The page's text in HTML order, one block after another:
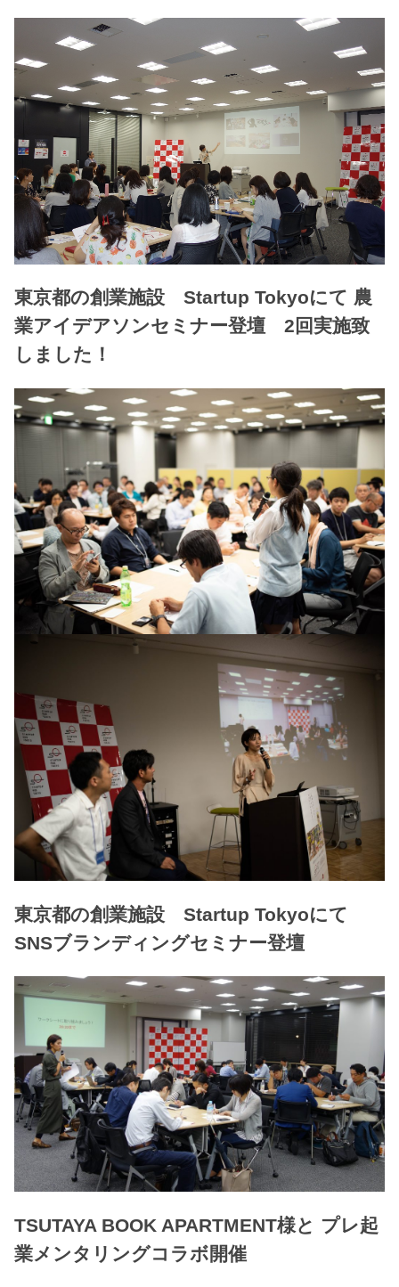
東京都の創業施設 Startup Tokyoにて 農
業アイデアソンセミナー登壇 2回実施致
しました！
東京都の創業施設 Startup Tokyoにて
SNSブランディングセミナー登壇
TSUTAYA BOOK APARTMENT様と プレ起
業メンタリングコラボ開催